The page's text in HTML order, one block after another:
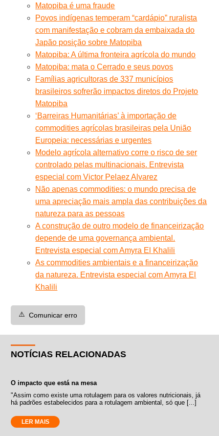
Matopiba é uma fraude
Povos indígenas temperam “cardápio” ruralista
com manifestação e cobram da embaixada do
Japão posição sobre Matopiba
Matopiba: A última fronteira agrícola do mundo
Matopiba: mata o Cerrado e seus povos
Famílias agricultoras de 337 municípios
brasileiros sofrerão impactos diretos do Projeto
Matopiba
‘Barreiras Humanitárias’ à importação de
commodities agrícolas brasileiras pela União
Europeia: necessárias e urgentes
Modelo agrícola alternativo corre o risco de ser
controlado pelas multinacionais. Entrevista
especial com Victor Pelaez Alvarez
Não apenas commodities: o mundo precisa de
uma apreciação mais ampla das contribuições da
natureza para as pessoas
A construção de outro modelo de financeirização
depende de uma governança ambiental.
Entrevista especial com Amyra El Khalili
As commodities ambientais e a financeirização
da natureza. Entrevista especial com Amyra El
Khalili
⚠️ Comunicar erro
NOTÍCIAS RELACIONADAS
O impacto que está na mesa
"Assim como existe uma rotulagem para os valores nutricionais, já
há padrões estabelecidos para a rotulagem ambiental, só que [...]
LER MAIS